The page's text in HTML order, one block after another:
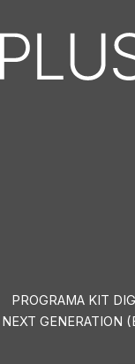
PROGRAMA KIT
NEXT GENERATION